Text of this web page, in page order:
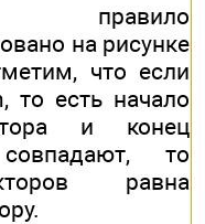
на рисунке
что если
то есть начало
и конец
то
равна